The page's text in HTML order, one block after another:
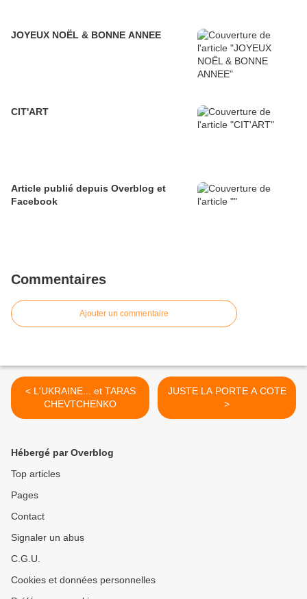
JOYEUX NOËL & BONNE ANNEE
CIT'ART
Article publié depuis Overblog et
Facebook
Commentaires
Ajouter un commentaire
< L'UKRAINE... et TARAS
CHEVTCHENKO
JUSTE LA PORTE A COTE
>
Hébergé par Overblog
Top articles
Pages
Contact
Signaler un abus
C.G.U.
Cookies et données personnelles